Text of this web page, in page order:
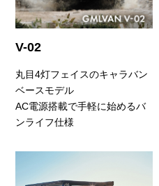
V-02
丸目4灯フェイスのキャラバン
ベースモデル
AC電源搭載で手軽に始めるバ
ンライフ仕様